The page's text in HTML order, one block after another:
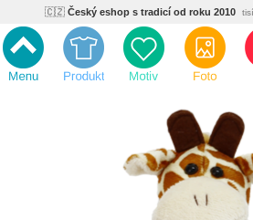
🇨🇿 Český eshop s tradicí od roku 2010
Ekologický a zdravotně nezávadný
💡Inovativní výroba vlastní vývoj,
Rychlé dodání
Výhodné pro firmy
Kvalita pod kontrolou jsme přímý
Český eshop s tradicí od roku 2010